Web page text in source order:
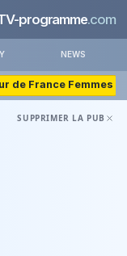
programme.com
NEWS
de France Femmes
SUPPRIMER LA PUB